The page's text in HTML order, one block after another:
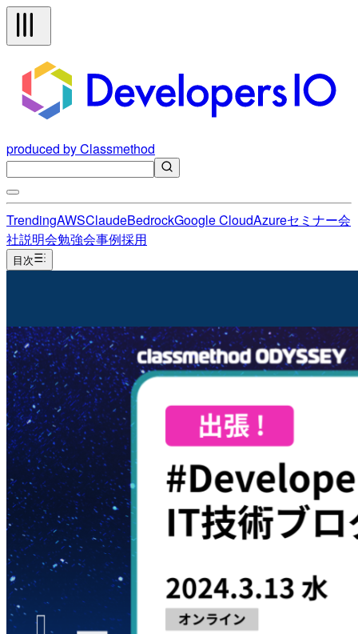
produced by Classmethod
TrendingAWSClaudeBedrockGoogle CloudAzureセミナー会
社説明会勉強会事例採用
目次